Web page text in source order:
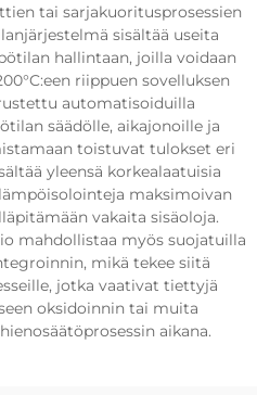
tai sarjakuoritusprosessien
sisältää useita
hallintaan, joilla voidaan
riippuen sovelluksen
automatisoiduilla
säädölle, aikajonoille ja
toistuvat tulokset eri
yleensä korkealaatuisia
maksimoivan
vakaita sisäoloja.
mahdollistaa myös suojatuilla
mikä tekee siitä
jotka vaativat tiettyjä
oksidoinnin tai muita
aikana.